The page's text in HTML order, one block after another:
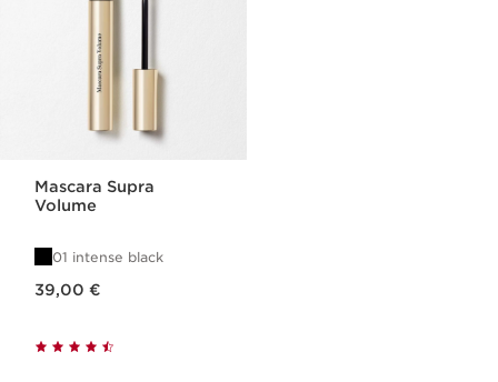
Mascara Supra
Volume
01 intense black
39,00 €